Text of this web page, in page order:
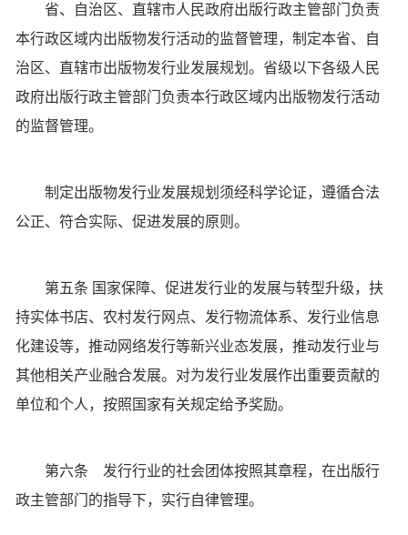
省、自治区、直辖市人民政府出版行政主管部门负责
本行政区域内出版物发行活动的监督管理，制定本省、自
治区、直辖市出版物发行业发展规划。省级以下各级人民
政府出版行政主管部门负责本行政区域内出版物发行活动
的监督管理。
制定出版物发行业发展规划须经科学论证，遵循合法
公正、符合实际、促进发展的原则。
第五条 国家保障、促进发行业的发展与转型升级，扶
持实体书店、农村发行网点、发行物流体系、发行业信息
化建设等，推动网络发行等新兴业态发展，推动发行业与
其他相关产业融合发展。对为发行业发展作出重要贡献的
单位和个人，按照国家有关规定给予奖励。
第六条 发行行业的社会团体按照其章程，在出版行
政主管部门的指导下，实行自律管理。